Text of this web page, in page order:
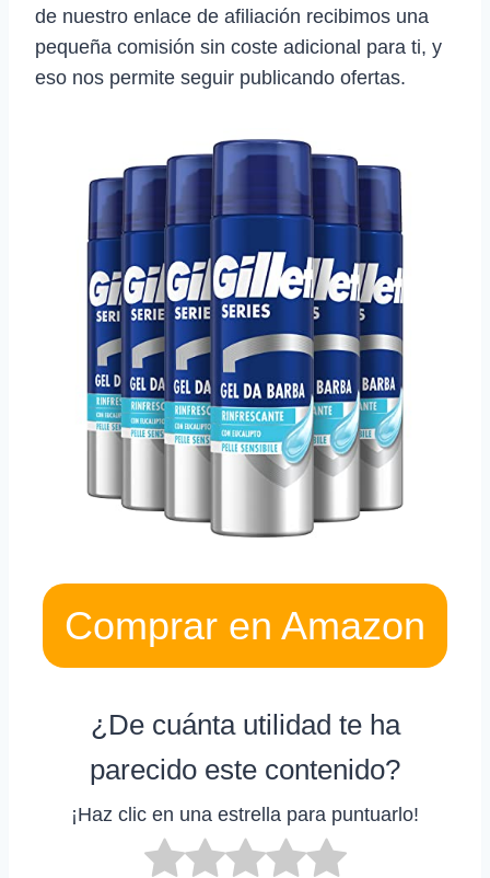
de nuestro enlace de afiliación recibimos una
pequeña comisión sin coste adicional para ti, y
eso nos permite seguir publicando ofertas.
Comprar en Amazon
¿De cuánta utilidad te ha
parecido este contenido?
¡Haz clic en una estrella para puntuarlo!